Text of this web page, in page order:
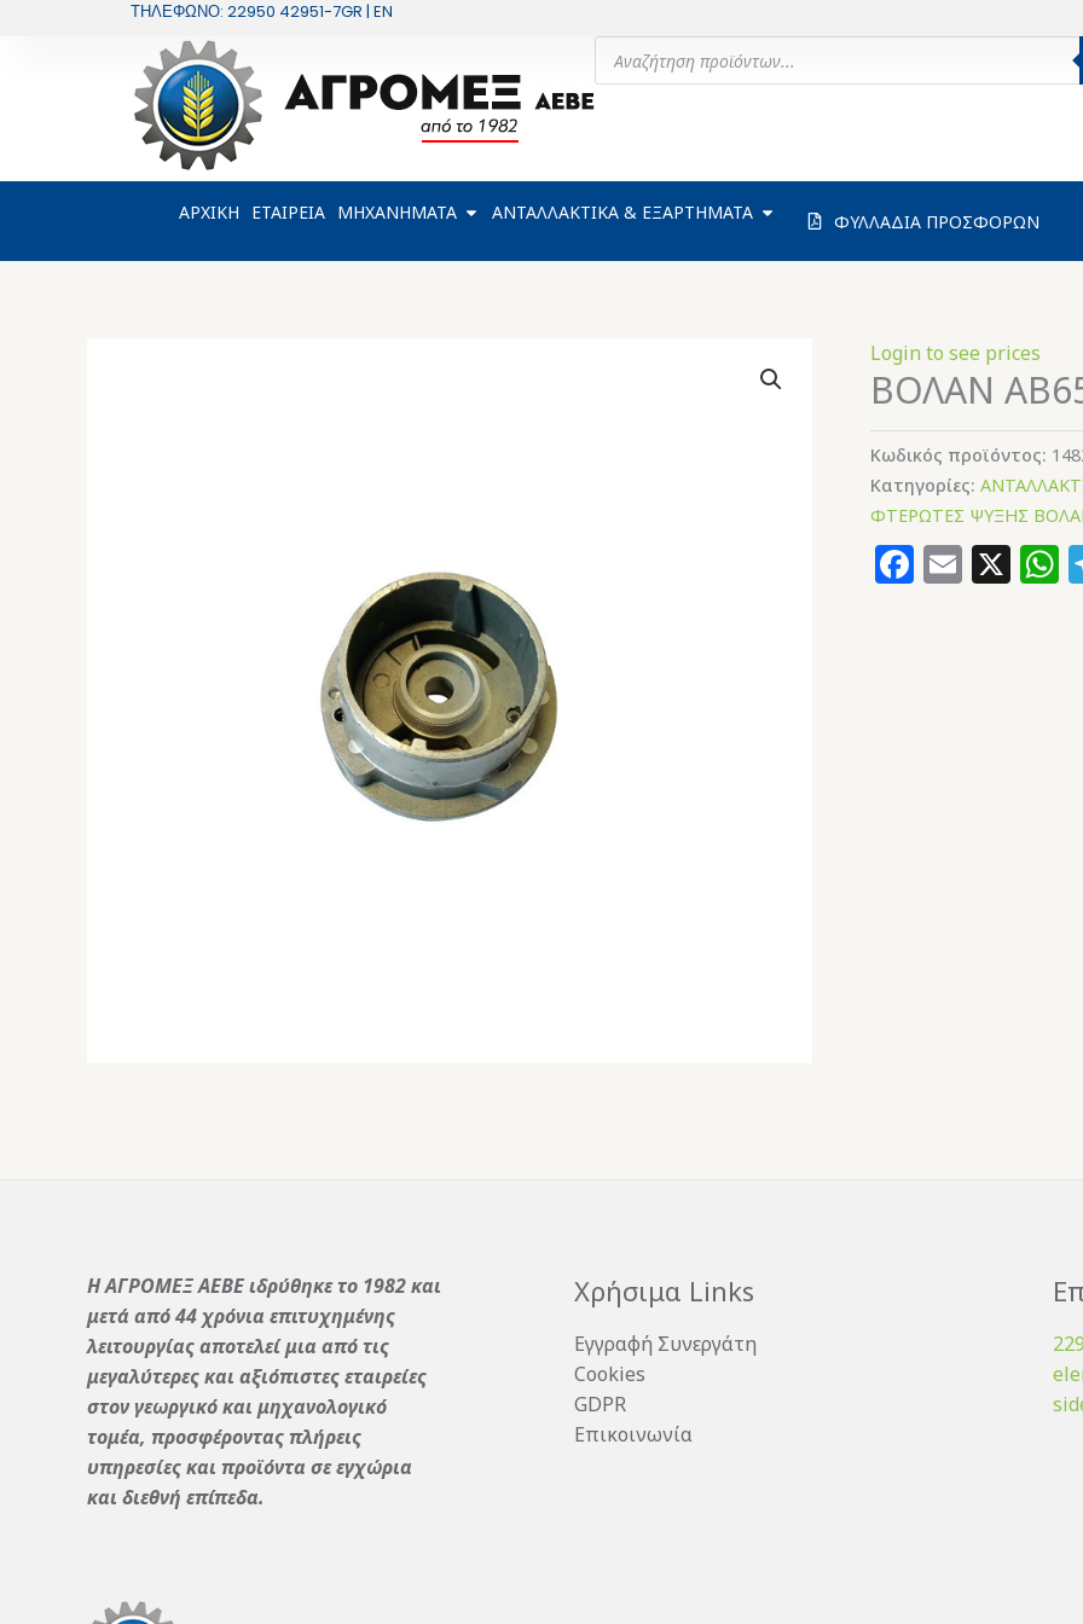
ΤΗΛΕΦΩΝΟ: 22950 42951-7GR | EN
Products
search
ΑΡΧΙΚΗ ΕΤΑΙΡΕΙΑ ΜΗΧΑΝΗΜΑΤΑ OPEN ΜΗΧΑΝΗΜΑΤΑ
ΑΝΤΑΛΛΑΚΤΙΚΑ & ΕΞΑΡΤΗΜΑΤΑ OPEN ΑΝΤΑΛΛΑΚΤΙΚΑ & ΕΞΑΡΤΗΜΑΤΑ
ΦΥΛΛΑΔΙΑ ΠΡΟΣΦΟΡΩΝ
Login to see prices
ΒΟΛΑΝ
Κωδικός προϊόντος:
Κατηγορίες:
ΦΤΕΡΩΤΕΣ ΨΥΞΗΣ
Email
X
Η ΑΓΡΟΜΕΞ ΑΕΒΕ ιδρύθηκε το 1982 και
μετά από 44 χρόνια επιτυχημένης
λειτουργίας αποτελεί μια από τις
μεγαλύτερες και αξιόπιστες εταιρείες
στον γεωργικό και μηχανολογικό
τομέα, προσφέροντας πλήρεις
υπηρεσίες και προϊόντα σε εγχώρια
και διεθνή επίπεδα.
Χρήσιμα Links
Εγγραφή Συνεργάτη
Cookies
GDPR
Επικοινωνία